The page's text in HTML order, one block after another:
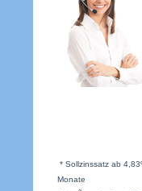
* Sollzinssatz ab
Monate